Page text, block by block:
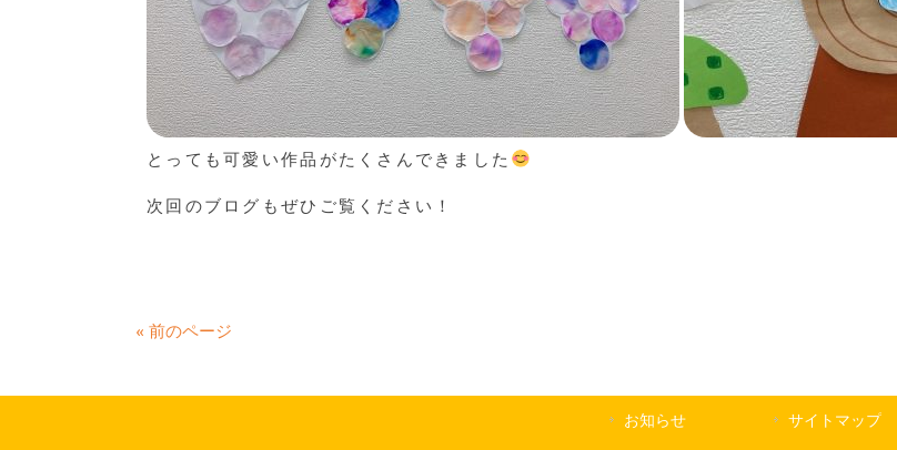
とっても可愛い作品がたくさんできました
次回のブログもぜひご覧ください！
« 前のページ
お知らせ サイトマップ